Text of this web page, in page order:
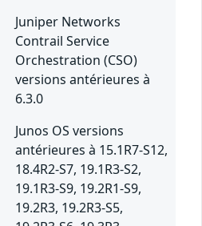
Juniper Networks
Contrail Service
Orchestration (CSO)
versions antérieures à
6.3.0
Junos OS versions
antérieures à 15.1R7-S12,
18.4R2-S7, 19.1R3-S2,
19.1R3-S9, 19.2R1-S9,
19.2R3, 19.2R3-S5,